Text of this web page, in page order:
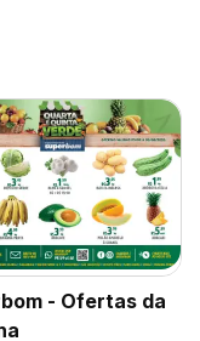
- Ofertas da